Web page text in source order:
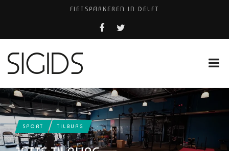
FIETSPARKEREN IN DELFT
FIETS KWIJT IN TILBURG?
USED PRODUCTS LEIDEN
SPORT TILBURG